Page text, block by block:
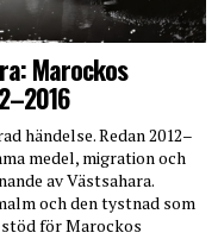
Marockos
händelse. Redan 2012–
medel, migration och
av Västsahara.
och den tystnad som
för Marockos